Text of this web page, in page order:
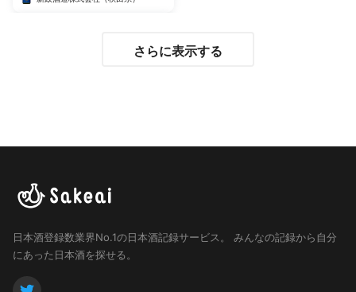
さらに表示する
日本酒登録数業界No.1の日本酒記録サービス。
みんなの記録から自分
にあった日本酒を探せる。